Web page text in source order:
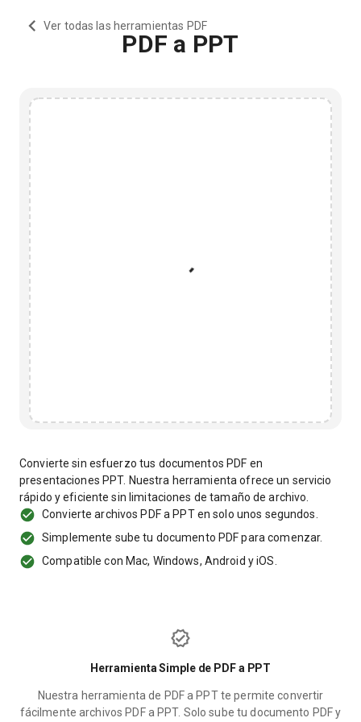
Ver todas las herramientas PDF
PDF a PPT
Convierte sin esfuerzo tus documentos PDF en
presentaciones PPT. Nuestra herramienta ofrece un servicio
rápido y eficiente sin limitaciones de tamaño de archivo.
Convierte archivos PDF a PPT en solo unos segundos.
Simplemente sube tu documento PDF para comenzar.
Compatible con Mac, Windows, Android y iOS.
Herramienta Simple de PDF a PPT
Nuestra herramienta de PDF a PPT te permite convertir
fácilmente archivos PDF a PPT. Solo sube tu documento PDF y